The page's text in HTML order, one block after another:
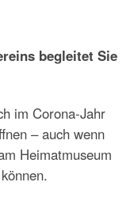
begleitet Sie
im Corona-Jahr
– auch wenn
Heimatmuseum